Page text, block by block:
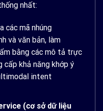
nhất:
các mã nhúng
và văn bản, làm
bằng các mô tả trực
cấp khả năng khớp ý
intent
(cơ sở dữ liệu